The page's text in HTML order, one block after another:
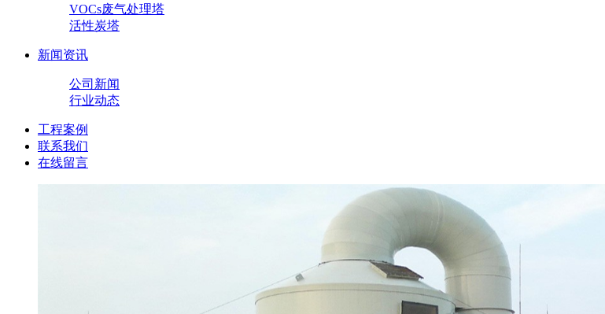
VOCs废气处理塔
活性炭塔
新闻资讯
公司新闻
行业动态
工程案例
联系我们
在线留言